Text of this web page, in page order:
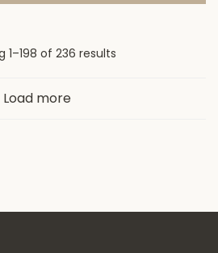
1–198 of 236 resultsSorted
Load more